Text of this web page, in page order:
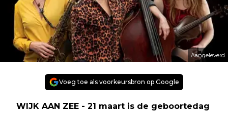
Aangeleverd
Voeg toe als voorkeursbron op Google
WIJK AAN ZEE - 21 maart is de geboortedag